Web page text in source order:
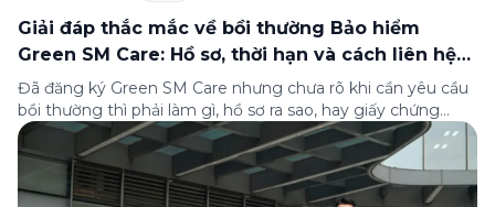
Giải đáp thắc mắc về bồi thường Bảo hiểm
Green SM Care: Hồ sơ, thời hạn và cách liên hệ
hỗ trợ
Đã đăng ký Green SM Care nhưng chưa rõ khi cần yêu cầu
bồi thường thì phải làm gì, hồ sơ ra sao, hay giấy chứng
nhận bảo hiểm tìm ở đâu? Bài viết này tổng hợp đầy đủ các
câu hỏi thường gặp nhất về quy trình bồi thường và hỗ trợ
của Green […]